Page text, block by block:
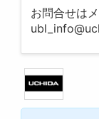
お問合せは